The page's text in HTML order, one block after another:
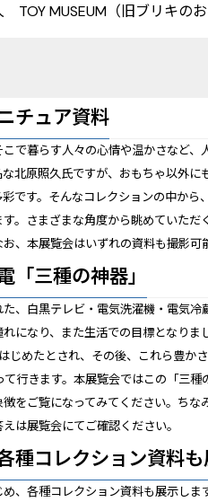
MUSEUM（旧ブリキのお
チュア資料
で暮らす人々の心情や温かさなど、
北原照久氏ですが、おもちゃ以外
です。そんなコレクションの中から
。さまざまな角度から眺めていた
、本展覧会はいずれの資料も撮影可
三種の神器」
、白黒テレビ・電気洗濯機・電気
になり、また生活での目標となり
じめたとされ、その後、これら豊か
行きます。本展覧会ではこの「三種
をご覧になってみてください。ち
は展覧会にてご確認ください。
種コレクション資料も
、各種コレクション資料も展示しま